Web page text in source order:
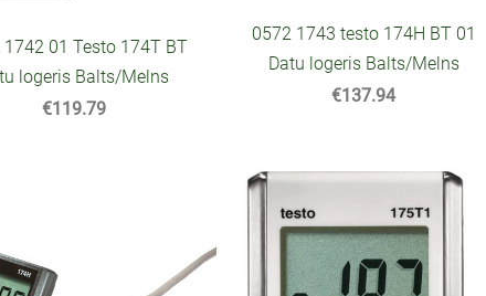
1742 01 Testo 174T BT
logeris Balts/Melns
€119.79
0572 1743 testo 174H BT 01
Datu logeris Balts/Melns
€137.94